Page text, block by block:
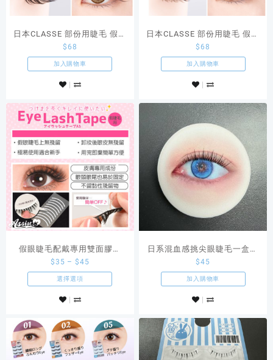
日本CLASSE 部份用睫毛 假眼
睫毛BK03款
$68
加入購物車
日本CLASSE 部份用睫毛 假眼
睫毛BK01款
$68
加入購物車
假眼睫毛配戴專用雙面膠貼
AS原創COSPLAY商品
$35 –$45
選擇選項
日系混血感挑尖眼睫毛一盒五
對
$45
加入購物車